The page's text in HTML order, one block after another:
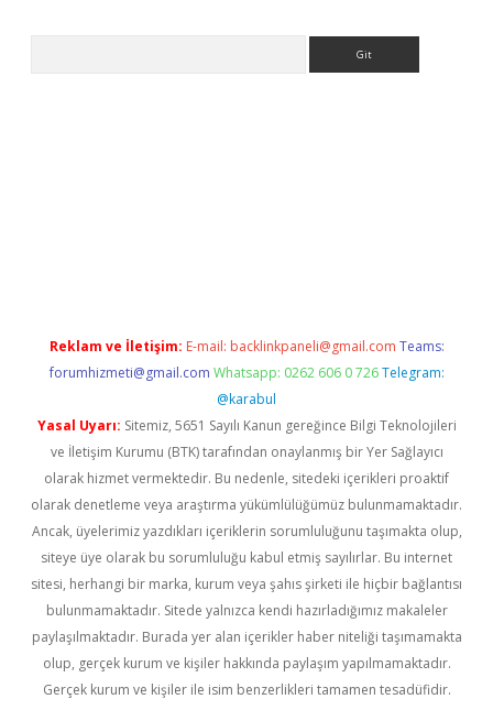
Reklam ve İletişim: E-mail: backlinkpaneli@gmail.com Teams:
forumhizmeti@gmail.com Whatsapp: 0262 606 0 726 Telegram:
@karabul
Yasal Uyarı: Sitemiz, 5651 Sayılı Kanun gereğince Bilgi Teknolojileri
ve İletişim Kurumu (BTK) tarafından onaylanmış bir Yer Sağlayıcı
olarak hizmet vermektedir. Bu nedenle, sitedeki içerikleri proaktif
olarak denetleme veya araştırma yükümlülüğümüz bulunmamaktadır.
Ancak, üyelerimiz yazdıkları içeriklerin sorumluluğunu taşımakta olup,
siteye üye olarak bu sorumluluğu kabul etmiş sayılırlar. Bu internet
sitesi, herhangi bir marka, kurum veya şahıs şirketi ile hiçbir bağlantısı
bulunmamaktadır. Sitede yalnızca kendi hazırladığımız makaleler
paylaşılmaktadır. Burada yer alan içerikler haber niteliği taşımamakta
olup, gerçek kurum ve kişiler hakkında paylaşım yapılmamaktadır.
Gerçek kurum ve kişiler ile isim benzerlikleri tamamen tesadüfidir.